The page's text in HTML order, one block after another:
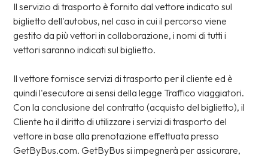
Il servizio di trasporto è fornito dal vettore indicato sul
biglietto dell'autobus, nel caso in cui il percorso viene
gestito da più vettori in collaborazione, i nomi di tutti i
vettori saranno indicati sul biglietto.
Il vettore fornisce servizi di trasporto per il cliente ed è
quindi l'esecutore ai sensi della legge Traffico viaggiatori.
Con la conclusione del contratto (acquisto del biglietto), il
Cliente ha il diritto di utilizzare i servizi di trasporto del
vettore in base alla prenotazione effettuata presso
GetByBus.com. GetByBus si impegnerà per assicurare,